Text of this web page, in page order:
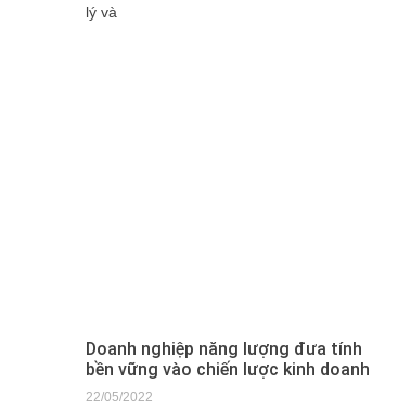
lý và
Doanh nghiệp năng lượng đưa tính
bền vững vào chiến lược kinh doanh
22/05/2022